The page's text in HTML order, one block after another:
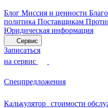
Блог Миссия и ценности
политика Поставщикам
Юридическая информация
Сервис
Записаться
на сервис
Спецпредложения
Калькулятор стоимости